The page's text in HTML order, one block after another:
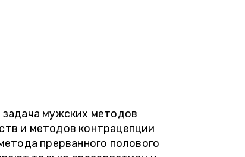
мужских методов
и методов контрацепции
прерванного полового